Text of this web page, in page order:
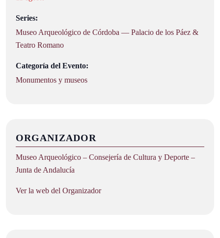
Series:
Museo Arqueológico de Córdoba — Palacio de los Páez &
Teatro Romano
Categoría del Evento:
Monumentos y museos
ORGANIZADOR
Museo Arqueológico – Consejería de Cultura y Deporte –
Junta de Andalucía
Ver la web del Organizador